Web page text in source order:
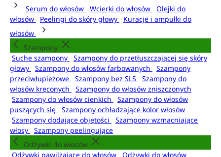
Serum do włosów
Wcierki do włosów
Olejki do
włosów
Peelingi do skóry głowy
Kuracje i ampułki do
włosów
Szampony
Suche szampony
Szampony do przetłuszczającej się skóry
głowy
Szampony do włosów farbowanych
Szampony
przeciwłupieżowe
Szampony bez SLS
Szampony do
włosów kręconych
Szampony do włosów zniszczonych
Szampony do włosów cienkich
Szampony do włosów
puszących się
Szampony ochładzające kolor włosów
Szampony dodające objętości
Szampony wzmacniające
włosy
Szampony peelingujące
Odżywki do włosów
Odżywki nawilżające do włosów
Odżywki do włosów